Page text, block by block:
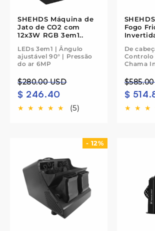
SHEHDS Máquina de
Jato de CO2 com
12x3W RGB 3em1..
LEDs 3em1 | Ângulo
ajustável 90° | Pressão
do ar 6MP
Preço
normal
$280.00 USD
Preço
de
saldo
$ 246.40
(5)
Fogo
De
Controlo
Chama
Preço
Preço
de
saldo
$
- 12%